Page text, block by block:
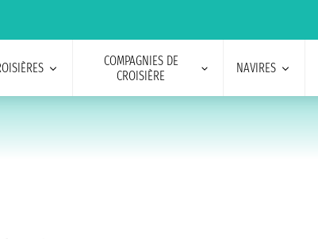
COMPAGNIES DE
CROISIÈRE
NAVIRES